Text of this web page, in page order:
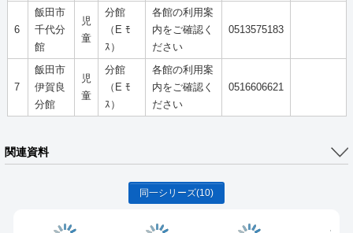
6
飯田市
千代分
館
児
童
分館
（E ﾓ
ｽ）
各館の利用案
内をご確認く
ださい
0513575183
7
飯田市
伊賀良
分館
児
童
分館
（E ﾓ
ｽ）
各館の利用案
内をご確認く
ださい
0516606621
関連資料
同一シリーズ(10)